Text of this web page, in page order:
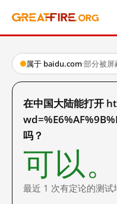
属于 baidu.com·部分被屏
在中国大陆能打开
吗？
可以。
最近 1 次有定论的测试